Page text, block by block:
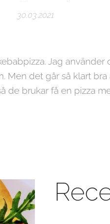
30.03.2021
Jag
Men det går så klart
de brukar få en pizza